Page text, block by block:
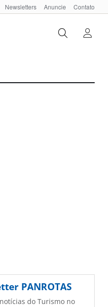
Newsletters Anuncie Contato
PANROTAS
do Turismo no